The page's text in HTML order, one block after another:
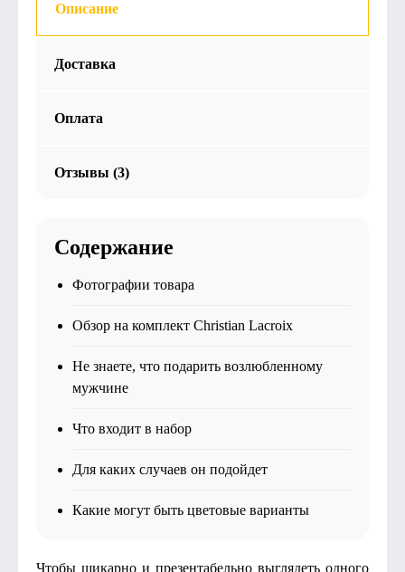
Описание
Доставка
Оплата
Отзывы (3)
Содержание
Фотографии товара
Обзор на комплект Christian Lacroix
Не знаете, что подарить возлюбленному
мужчине
Что входит в набор
Для каких случаев он подойдет
Какие могут быть цветовые варианты
Чтобы шикарно и презентабельно выглядеть одного